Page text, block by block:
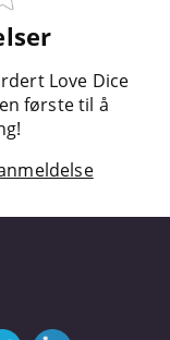
Love Dice
første til å